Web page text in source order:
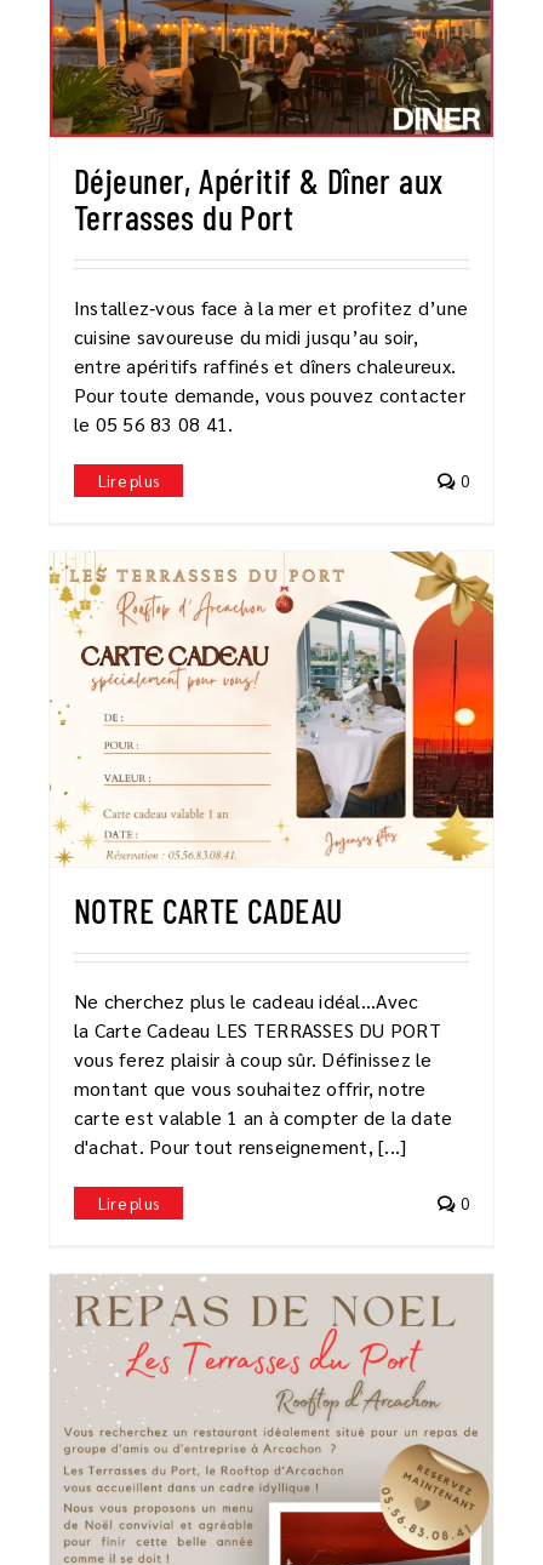
Déjeuner, Apéritif & Dîner aux
Terrasses du Port
Installez‑vous face à la mer et profitez d’une
cuisine savoureuse du midi jusqu’au soir,
entre apéritifs raffinés et dîners chaleureux.
Pour toute demande, vous pouvez contacter
le 05 56 83 08 41.
Lire plus 0
NOTRE CARTE CADEAU
Ne cherchez plus le cadeau idéal...Avec
la Carte Cadeau LES TERRASSES DU PORT
vous ferez plaisir à coup sûr. Définissez le
montant que vous souhaitez offrir, notre
carte est valable 1 an à compter de la date
d'achat. Pour tout renseignement, [...]
Lire plus 0